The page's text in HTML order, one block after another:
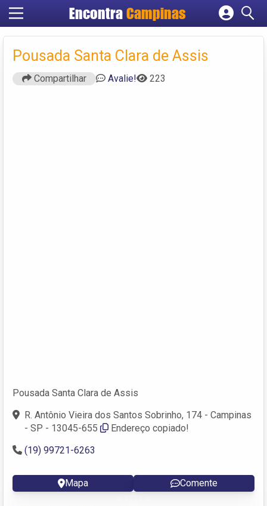
Encontra Campinas
Cadastrar empresa
Criar conta
Pousada Santa Clara de Assis
Compartilhar Avalie! 223
Pousada Santa Clara de Assis
R. Antônio Vieira dos Santos Sobrinho, 174 - Campinas
- SP - 13045-655
Endereço copiado!
(19) 99721-6263
Mapa Comente